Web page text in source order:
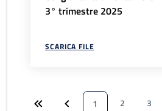
3° trimestre 2025
SCARICA FILE
1 2 3